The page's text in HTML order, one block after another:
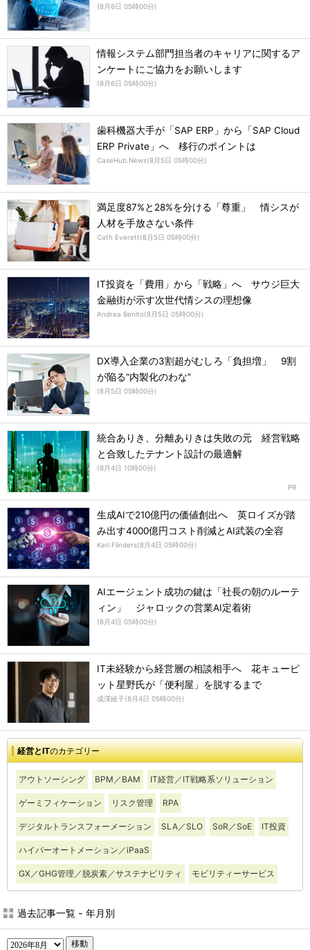
(8月6日 05時00分)
情報システム部門担当者のキャリアに関するア
ンケートにご協力をお願いします
(8月6日 05時00分)
歯科機器大手が「SAP ERP」から「SAP Cloud
ERP Private」へ 移行のポイントは
CaseHub.News(8月5日 05時00分)
満足度87%と28%を分ける「尊重」 情シスが
人材を手放さない条件
Cath Everett(8月5日 05時00分)
IT投資を「費用」から「戦略」へ サウジ巨大
金融街が示す次世代情シスの理想像
Andrea Benito(8月5日 05時00分)
DX導入企業の3割超がむしろ「負担増」 9割
が陥る“内製化のわな”
(8月5日 05時00分)
統合ありき、分離ありきは失敗の元 経営戦略
と合致したテナント設計の最適解
(8月4日 10時00分)
生成AIで210億円の価値創出へ 英ロイズが踏
み出す4000億円コスト削減とAI武装の全容
Karl Flinders(8月4日 05時00分)
AIエージェント成功の鍵は「社長の朝のルーテ
ィン」 ジャロックの営業AI定着術
(8月4日 05時00分)
IT未経験から経営層の相談相手へ 花キューピ
ット星野氏が「便利屋」を脱するまで
成澤綾子(8月4日 05時00分)
経営とITのカテゴリー
アウトソーシング BPM／BAM IT経営／IT戦略系ソリューション
ゲーミフィケーション リスク管理 RPA
デジタルトランスフォーメーション SLA／SLO SoR／SoE IT投資
ハイパーオートメーション／iPaaS
GX／GHG管理／脱炭素／サステナビリティ モビリティーサービス
過去記事一覧 - 年月別
移動